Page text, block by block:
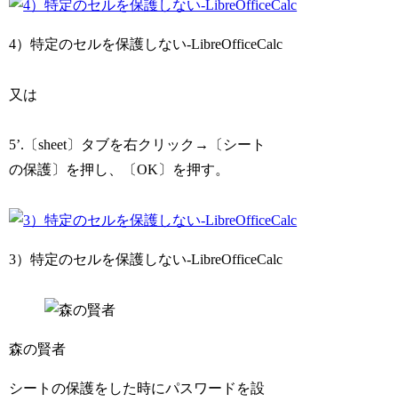
4）特定のセルを保護しない-LibreOfficeCalc
又は
5’.〔sheet〕タブを右クリック→〔シート
の保護〕を押し、〔OK〕を押す。
3）特定のセルを保護しない-LibreOfficeCalc
森の賢者
シートの保護をした時にパスワードを設